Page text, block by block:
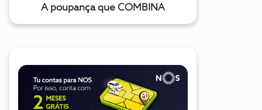
A poupança que COMBINA